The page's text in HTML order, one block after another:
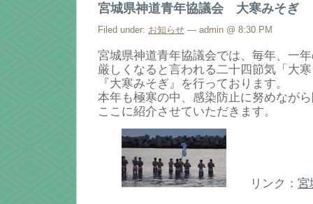
宮城県神道青年協議会 大寒みそぎ
Filed under: お知らせ — admin @ 8:30 PM
宮城県神道青年協議会では、毎年、一
厳しくなると言われる二十四節気「大
『大寒みそぎ』を行っております。
本年も極寒の中、感染防止に努めなが
ここに紹介させていただきます。
リンク： 宮